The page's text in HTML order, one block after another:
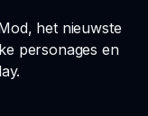
het nieuwste
personages en